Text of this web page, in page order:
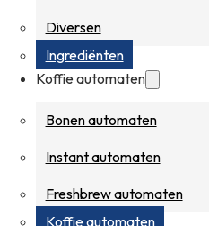
Diversen
Ingrediënten
Koffie automaten
Bonen automaten
Instant automaten
Freshbrew automaten
Koffie automaten